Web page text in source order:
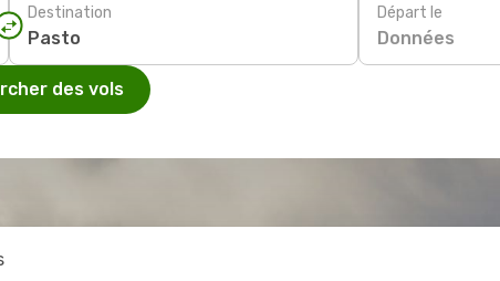
Destination Départ le
Données
des vols